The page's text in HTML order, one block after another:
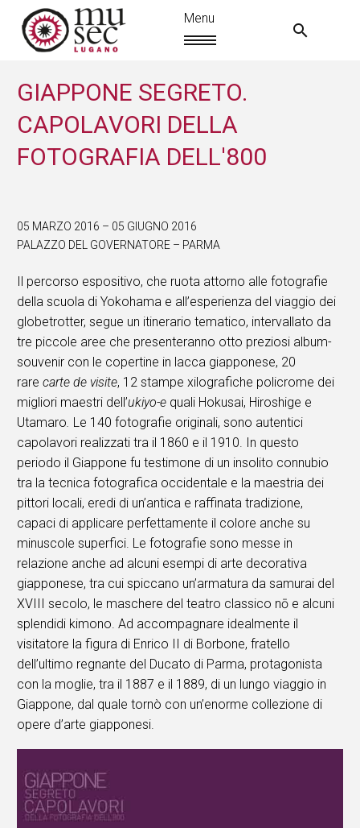
IT
GIAPPONE SEGRETO.
CAPOLAVORI DELLA
FOTOGRAFIA DELL'800
05 MARZO 2016 – 05 GIUGNO 2016
PALAZZO DEL GOVERNATORE – PARMA
Il percorso espositivo, che ruota attorno alle fotografie
della scuola di Yokohama e all’esperienza del viaggio dei
globetrotter, segue un itinerario tematico, intervallato da
tre piccole aree che presenteranno otto preziosi album-
souvenir con le copertine in lacca giapponese, 20
rare carte de visite, 12 stampe xilografiche policrome dei
migliori maestri dell’ukiyo-e quali Hokusai, Hiroshige e
Utamaro. Le 140 fotografie originali, sono autentici
capolavori realizzati tra il 1860 e il 1910. In questo
periodo il Giappone fu testimone di un insolito connubio
tra la tecnica fotografica occidentale e la maestria dei
pittori locali, eredi di un’antica e raffinata tradizione,
capaci di applicare perfettamente il colore anche su
minuscole superfici. Le fotografie sono messe in
relazione anche ad alcuni esempi di arte decorativa
giapponese, tra cui spiccano un’armatura da samurai del
XVIII secolo, le maschere del teatro classico nō e alcuni
splendidi kimono. Ad accompagnare idealmente il
visitatore la figura di Enrico II di Borbone, fratello
dell’ultimo regnante del Ducato di Parma, protagonista
con la moglie, tra il 1887 e il 1889, di un lungo viaggio in
Giappone, dal quale tornò con un’enorme collezione di
opere d’arte giapponesi.